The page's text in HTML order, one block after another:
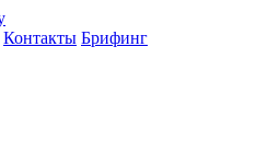
Контакты Брифинг